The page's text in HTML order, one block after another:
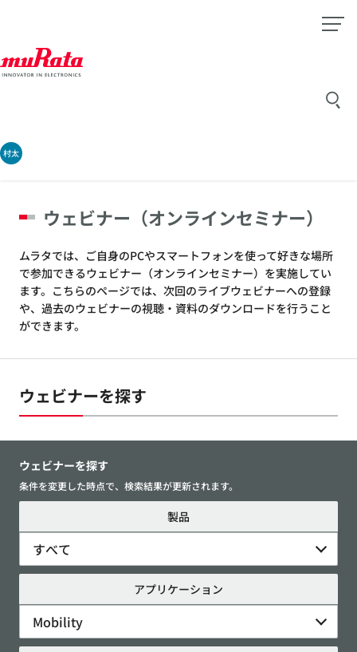
村太
ウェビナー（オンラインセミナー）
ムラタでは、ご自身のPCやスマートフォンを使って好きな場所
で参加できるウェビナー（オンラインセミナー）を実施してい
ます。こちらのページでは、次回のライブウェビナーへの登録
や、過去のウェビナーの視聴・資料のダウンロードを行うこと
ができます。
ウェビナーを探す
ウェビナーを探す
条件を変更した時点で、検索結果が更新されます。
製品
すべて
アプリケーション
Mobility